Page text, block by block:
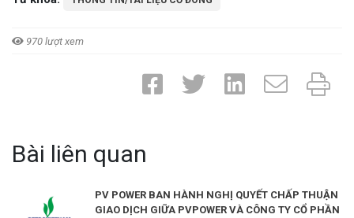
970 lượt xem
Bài liên quan
PV POWER BAN HÀNH NGHỊ QUYẾT CHẤP THUẬN
GIAO DỊCH GIỮA PVPOWER VÀ CÔNG TY CỔ PHẦN